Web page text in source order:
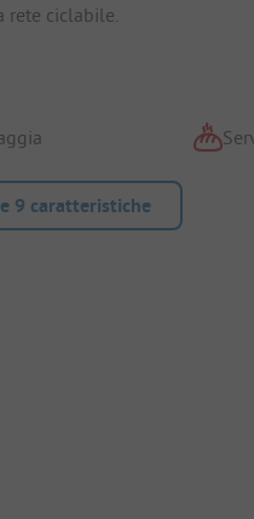
rete ciclabile.
9 caratteristiche